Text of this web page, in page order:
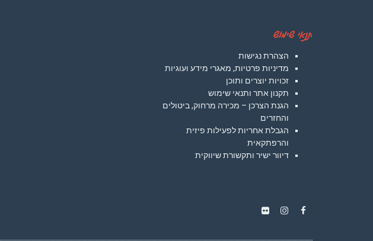
תנאי שימוש
הצהרת נגישות
מדיניות פרטיות, מאגרי מידע ועוגיות
זכויות יוצרים ותוכן
תקנון אתר ותנאי שימוש
הגנת הצרכן – מכירה מרחוק, ביטולים
והחזרים
הגבלת אחריות לפעילות פיזית
והרפתקאית
דיוור ישיר ותקשורת שיווקית